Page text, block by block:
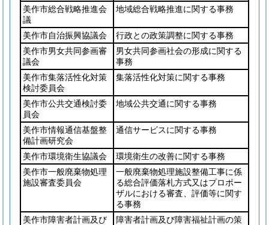
美作市総合戦略推進会
議
地域総合戦略推進に関する事務
美作市自治振興協議会
行政との政策調整に関する事務
美作市男女共同参画審
議会
男女共同参画社会の形成に関する
事務
美作市集落活性化対策
検討委員会
集落活性化対策に関する事務
美作市公共交通検討委
員会
地域公共交通に関する事務
美作市情報通信基盤整
備計画研究会
通信サービスに関する事務
美作市環境衛生協議会
環境衛生の改善に関する事務
美作市一般廃棄物処理
施設審査委員会
一般廃棄物処理施設整備工事に係
る総合評価落札方式又はプロポー
ザルにおける審査、評価等に関す
る事務
美作市障害者計画及び
障害者計画及び障害福祉計画の策